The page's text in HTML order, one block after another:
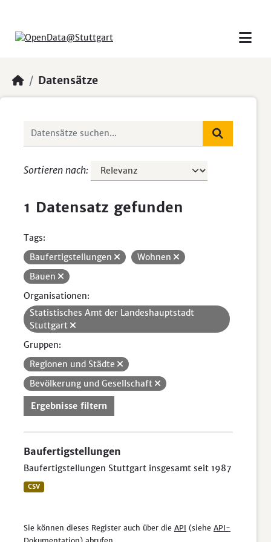
Datensätze
Sortieren nach
1 Datensatz gefunden
Tags:
Baufertigstellungen
Wohnen
Bauen
Organisationen:
Statistisches Amt der Landeshauptstadt
Stuttgart
Gruppen:
Regionen und Städte
Bevölkerung und Gesellschaft
Ergebnisse filtern
Baufertigstellungen
Baufertigstellungen Stuttgart insgesamt seit 1987
CSV
Sie können dieses Register auch über die API (siehe API-